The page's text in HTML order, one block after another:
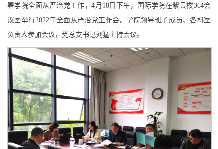
署学院全面从严治党工作 ，4月18日下午，国际学院在紫云楼304会
议室举行2022年全面从严治党工作会。学院领导班子成员、各科室
负责人参加会议，党总支书记刘猛主持会议。